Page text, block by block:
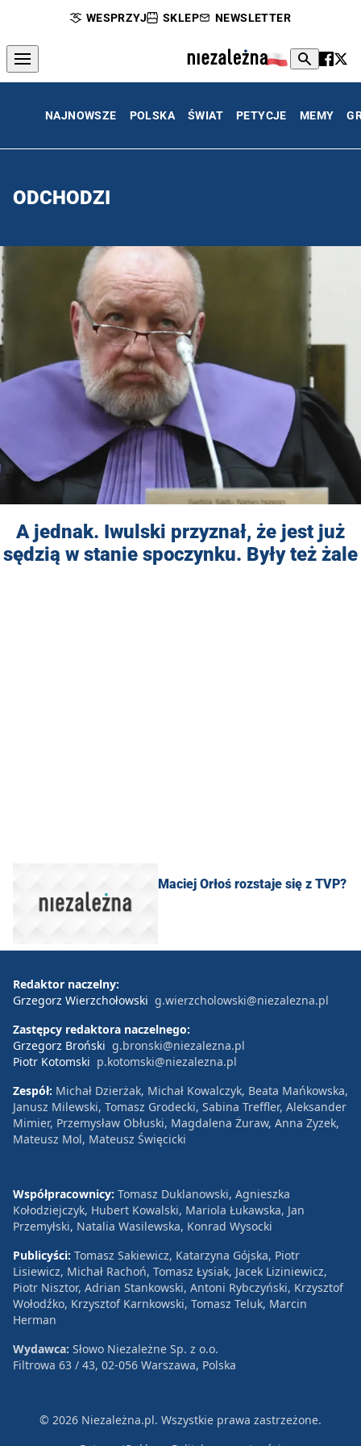
WESPRZYJ SKLEP NEWSLETTER
NAJNOWSZE POLSKA ŚWIAT PETYCJE MEMY
ODCHODZI
A jednak. Iwulski przyznał, że jest już
sędzią w stanie spoczynku. Były też żale
Maciej Orłoś rozstaje się z TVP?
Redaktor naczelny:
Grzegorz Wierzchołowski g.wierzcholowski@niezalezna.pl
Zastępcy redaktora naczelnego:
Grzegorz Broński g.bronski@niezalezna.pl
Piotr Kotomski p.kotomski@niezalezna.pl
Zespół: Michał Dzierżak, Michał Kowalczyk, Beata Mańkowska,
Janusz Milewski, Tomasz Grodecki, Sabina Treffler, Aleksander
Mimier, Przemysław Obłuski, Magdalena Żuraw, Anna Zyzek,
Mateusz Mol, Mateusz Święcicki
Współpracownicy: Tomasz Duklanowski, Agnieszka
Kołodziejczyk, Hubert Kowalski, Mariola Łukawska, Jan
Przemyłski, Natalia Wasilewska, Konrad Wysocki
Publicyści: Tomasz Sakiewicz, Katarzyna Gójska, Piotr
Lisiewicz, Michał Rachoń, Tomasz Łysiak, Jacek Liziniewicz,
Piotr Nisztor, Adrian Stankowski, Antoni Rybczyński, Krzysztof
Wołodźko, Krzysztof Karnkowski, Tomasz Teluk, Marcin
Herman
Wydawca: Słowo Niezależne Sp. z o.o.
Filtrowa 63 / 43, 02-056 Warszawa, Polska
© 2026 Niezależna.pl. Wszystkie prawa zastrzeżone.